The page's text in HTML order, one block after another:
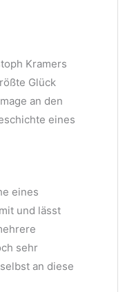
Kramers
Glück
an den
eines
eines
und lässt
sehr
an diese